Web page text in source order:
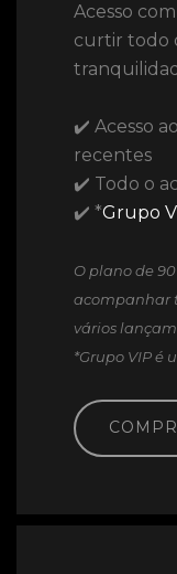
Acesso
curtir todo
✔️ Acesso
recentes
✔️ Todo o
✔️ *Grupo
O plano de
acompanhar
vários
*Grupo VIP é